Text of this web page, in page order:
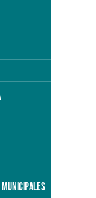
MUNICIPALES